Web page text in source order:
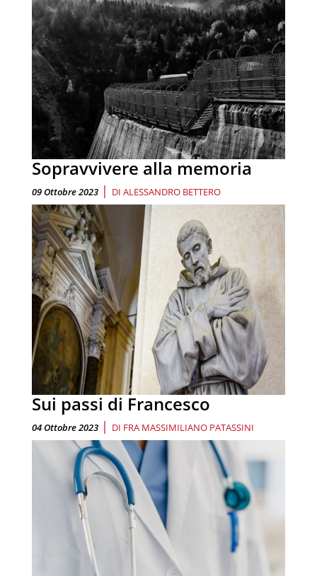
Sopravvivere alla memoria
09 Ottobre 2023 | DI ALESSANDRO BETTERO
Sui passi di Francesco
04 Ottobre 2023 | DI FRA MASSIMILIANO PATASSINI